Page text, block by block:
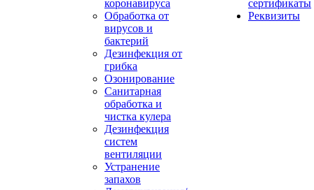
коронавируса
Обработка от
вирусов и
бактерий
Дезинфекция от
грибка
Озонирование
Санитарная
обработка и
чистка кулера
Дезинфекция
систем
вентиляции
Устранение
запахов
сертификаты
Реквизиты